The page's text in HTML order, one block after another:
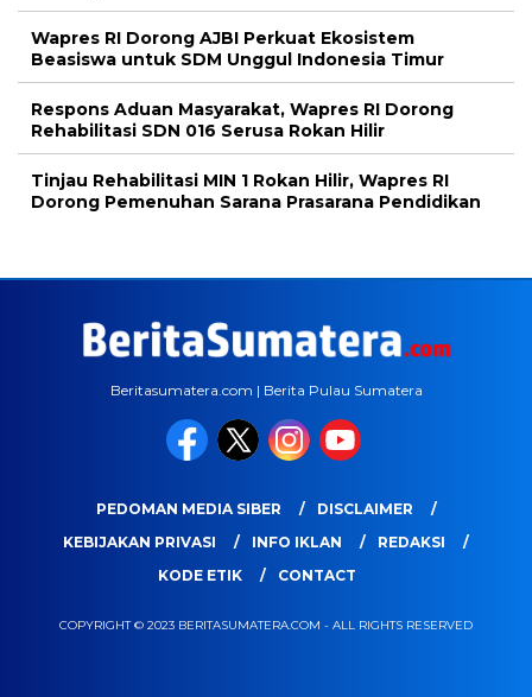
Wapres RI Dorong AJBI Perkuat Ekosistem
Beasiswa untuk SDM Unggul Indonesia Timur
Respons Aduan Masyarakat, Wapres RI Dorong
Rehabilitasi SDN 016 Serusa Rokan Hilir
Tinjau Rehabilitasi MIN 1 Rokan Hilir, Wapres RI
Dorong Pemenuhan Sarana Prasarana Pendidikan
Beritasumatera.com | Berita Pulau Sumatera
PEDOMAN MEDIA SIBER
DISCLAIMER
KEBIJAKAN PRIVASI
INFO IKLAN
REDAKSI
KODE ETIK
CONTACT
COPYRIGHT © 2023 BERITASUMATERA.COM - ALL RIGHTS RESERVED